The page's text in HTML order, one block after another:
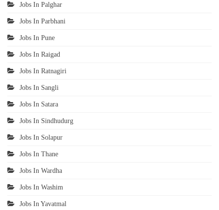
Jobs In Palghar
Jobs In Parbhani
Jobs In Pune
Jobs In Raigad
Jobs In Ratnagiri
Jobs In Sangli
Jobs In Satara
Jobs In Sindhudurg
Jobs In Solapur
Jobs In Thane
Jobs In Wardha
Jobs In Washim
Jobs In Yavatmal